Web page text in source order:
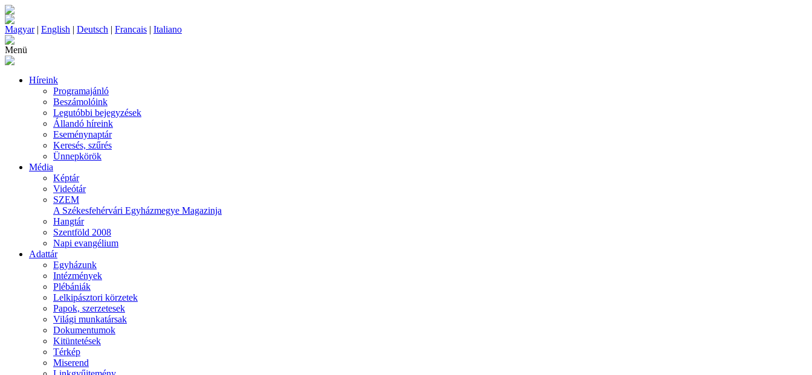
Magyar| English | Deutsch | Francais | Italiano
Menü
Híreink
Programajánló
Beszámolóink
Legutóbbi bejegyzések
Állandó híreink
Eseménynaptár
Keresés, szűrés
Ünnepkörök
Média
Képtár
Videótár
SZEM
A Székesfehérvári Egyházmegye Magazinja
Hangtár
Szentföld 2008
Napi evangélium
Adattár
Egyházunk
Intézmények
Plébániák
Lelkipásztori körzetek
Papok, szerzetesek
Világi munkatársak
Dokumentumok
Kitüntetések
Térkép
Miserend